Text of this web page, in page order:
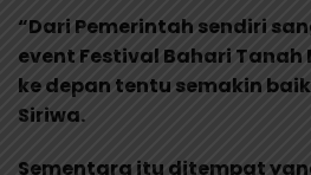
“Dari Pemerintah sendiri
event Festival Bahari Tanah
ke depan tentu semakin
Siriwa.
Sementara itu ditempat